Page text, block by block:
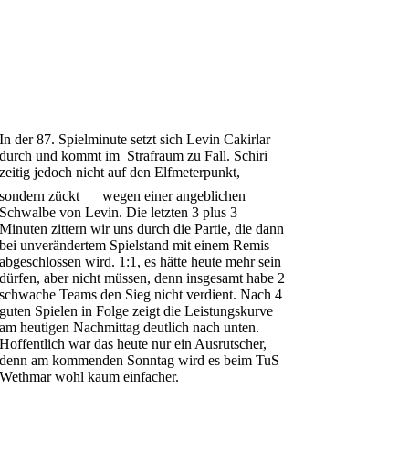
In der 87. Spielminute setzt sich Levin Cakirlar
durch und kommt im Strafraum zu Fall. Schiri
zeitig jedoch nicht auf den Elfmeterpunkt,
sondern zückt
wegen einer angeblichen
Schwalbe von Levin. Die letzten 3 plus 3
Minuten zittern wir uns durch die Partie, die dann
bei unverändertem Spielstand mit einem Remis
abgeschlossen wird. 1:1, es hätte heute mehr sein
dürfen, aber nicht müssen, denn insgesamt habe 2
schwache Teams den Sieg nicht verdient. Nach 4
guten Spielen in Folge zeigt die Leistungskurve
am heutigen Nachmittag deutlich nach unten.
Hoffentlich war das heute nur ein Ausrutscher,
denn am kommenden Sonntag wird es beim TuS
Wethmar wohl kaum einfacher.